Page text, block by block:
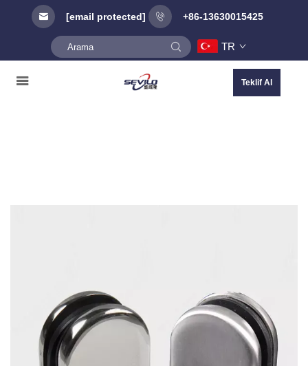
[email protected] +86-13630015425
TR
Teklif Al